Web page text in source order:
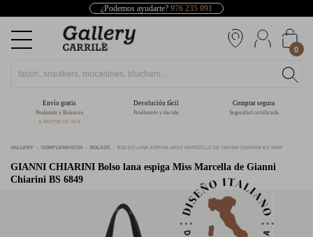
¿Podemos ayudarte? 976 235 091
0
Envío gratis
Península y Baleares
A PARTIR DE 39 €
Devolución fácil
Pruébatelo y decide
Comprar segura
Seguridad certificada
GALLERY COMPLEMENTOS BOLSOS BOLSO LANA ESPIGA MISS MARCELLA DE GIANNI CHIARINI BS 6849
GIANNI CHIARINI Bolso lana espiga Miss Marcella de Gianni
Chiarini BS 6849